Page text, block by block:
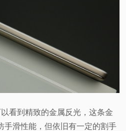
看到精致的金属反光，这条金
手滑性能，但依旧有一定的割手